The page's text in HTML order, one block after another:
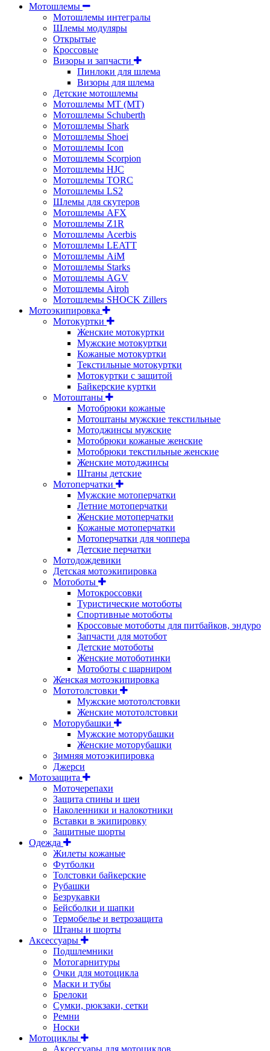
Мотошлемы
Мотошлемы интегралы
Шлемы модуляры
Открытые
Кросcовые
Визоры и запчасти
Пинлоки для шлема
Визоры для шлема
Детские мотошлемы
Мотошлемы MT (МТ)
Мотошлемы Schuberth
Мотошлемы Shark
Мотошлемы Shoei
Мотошлемы Icon
Мотошлемы Scorpion
Мотошлемы HJC
Мотошлемы TORC
Мотошлемы LS2
Шлемы для скутеров
Мотошлемы AFX
Мотошлемы Z1R
Мотошлемы Acerbis
Мотошлемы LEATT
Мотошлемы AiM
Мотошлемы Starks
Мотошлемы AGV
Мотошлемы Airoh
Мотошлемы SHOCK Zillers
Мотоэкипировка
Мотокуртки
Женские мотокуртки
Мужские мотокуртки
Кожаные мотокуртки
Текстильные мотокуртки
Мотокуртки с защитой
Байкерские куртки
Мотоштаны
Мотобрюки кожаные
Мотоштаны мужские текстильные
Мотоджинсы мужские
Мотобрюки кожаные женские
Мотобрюки текстильные женские
Женские мотоджинсы
Штаны детские
Мотоперчатки
Мужские мотоперчатки
Летние мотоперчатки
Женские мотоперчатки
Кожаные мотоперчатки
Мотоперчатки для чоппера
Детские перчатки
Мотодождевики
Детская мотоэкипировка
Мотоботы
Мотокроссовки
Туристические мотоботы
Спортивные мотоботы
Кроссовые мотоботы для питбайков, эндуро
Запчасти для мотобот
Детские мотоботы
Женские мотоботинки
Мотоботы с шарниром
Женская мотоэкипировка
Мототолстовки
Мужские мототолстовки
Женские мототолстовки
Моторубашки
Мужские моторубашки
Женские моторубашки
Зимняя мотоэкипировка
Джерси
Мотозащита
Моточерепахи
Защита спины и шеи
Наколенники и налокотники
Вставки в экипировку
Защитные шорты
Одежда
Жилеты кожаные
Футболки
Толстовки байкерские
Рубашки
Безрукавки
Бейсболки и шапки
Термобелье и ветрозащита
Штаны и шорты
Аксессуары
Подшлемники
Мотогарнитуры
Очки для мотоцикла
Маски и тубы
Брелоки
Сумки, рюкзаки, сетки
Ремни
Носки
Мотоциклы
Аксессуары для мотоциклов